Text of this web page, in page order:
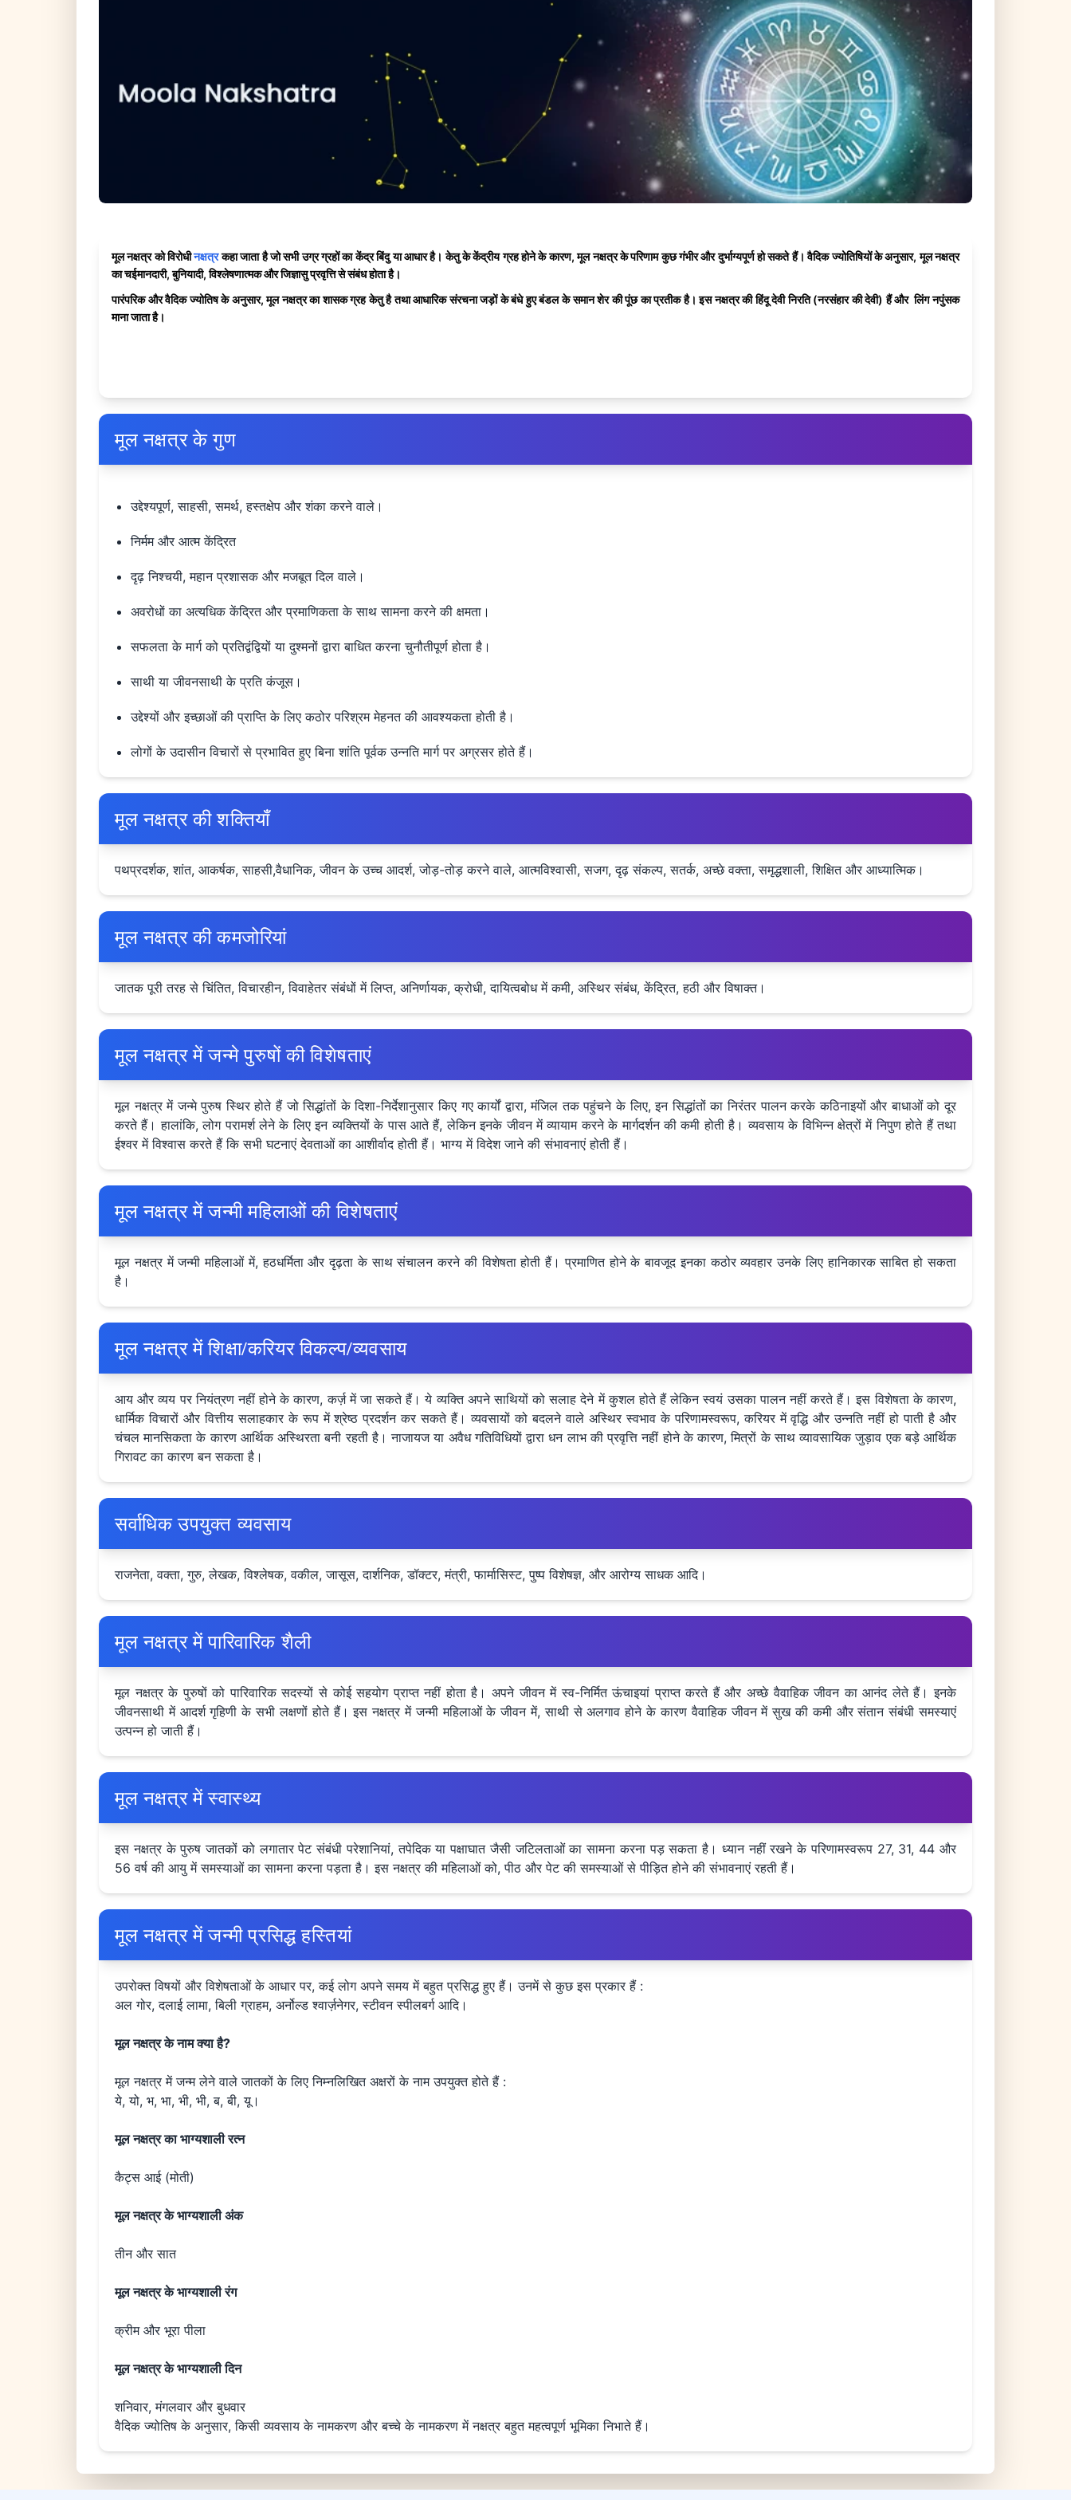
मूल नक्षत्र को विरोधीनक्षत्रकहा जाता है जो सभी उग्र ग्रहों का केंद्र बिंदु या आधार है। केतु के केंद्रीय ग्रह होने के कारण, मूल नक्षत्र के परिणाम कुछ गंभीर और दुर्भाग्यपूर्ण हो सकते हैं। वैदिक ज्योतिषियों के अनुसार, मूल नक्षत्र
का चईमानदारी, बुनियादी, विश्लेषणात्मक और जिज्ञासु प्रवृत्ति से संबंध होता है।
पारंपरिक और वैदिक ज्योतिष के अनुसार, मूल नक्षत्र का शासक ग्रह केतु है तथा आधारिक संरचना जड़ों के बंधे हुए बंडल के समान शेर की पूंछ का प्रतीक है। इस नक्षत्र की हिंदू देवी निरति (नरसंहार की देवी) हैं और लिंग नपुंसक
माना जाता है।
मूल नक्षत्र के गुण
उद्देश्यपूर्ण, साहसी, समर्थ, हस्तक्षेप और शंका करने वाले।
निर्मम और आत्म केंद्रित
दृढ़ निश्चयी, महान प्रशासक और मजबूत दिल वाले।
अवरोधों का अत्यधिक केंद्रित और प्रमाणिकता के साथ सामना करने की क्षमता।
सफलता के मार्ग को प्रतिद्वंद्वियों या दुश्मनों द्वारा बाधित करना चुनौतीपूर्ण होता है।
साथी या जीवनसाथी के प्रति कंजूस।
उद्देश्यों और इच्छाओं की प्राप्ति के लिए कठोर परिश्रम मेहनत की आवश्यकता होती है।
लोगों के उदासीन विचारों से प्रभावित हुए बिना शांति पूर्वक उन्नति मार्ग पर अग्रसर होते हैं।
मूल नक्षत्र की शक्तियाँ
पथप्रदर्शक, शांत, आकर्षक, साहसी,वैधानिक, जीवन के उच्च आदर्श, जोड़-तोड़ करने वाले, आत्मविश्वासी, सजग, दृढ़ संकल्प, सतर्क, अच्छे वक्ता, समृद्धशाली, शिक्षित और आध्यात्मिक।
मूल नक्षत्र की कमजोरियां
जातक पूरी तरह से चिंतित, विचारहीन, विवाहेतर संबंधों में लिप्त, अनिर्णायक, क्रोधी, दायित्वबोध में कमी, अस्थिर संबंध, केंद्रित, हठी और विषाक्त।
मूल नक्षत्र में जन्मे पुरुषों की विशेषताएं
मूल नक्षत्र में जन्मे पुरुष स्थिर होते हैं जो सिद्धांतों के दिशा-निर्देशानुसार किए गए कार्यों द्वारा, मंजिल तक पहुंचने के लिए, इन सिद्धांतों का निरंतर पालन करके कठिनाइयों और बाधाओं को दूर
करते हैं। हालांकि, लोग परामर्श लेने के लिए इन व्यक्तियों के पास आते हैं, लेकिन इनके जीवन में व्यायाम करने के मार्गदर्शन की कमी होती है। व्यवसाय के विभिन्न क्षेत्रों में निपुण होते हैं तथा
ईश्वर में विश्वास करते हैं कि सभी घटनाएं देवताओं का आशीर्वाद होती हैं। भाग्य में विदेश जाने की संभावनाएं होती हैं।
मूल नक्षत्र में जन्मी महिलाओं की विशेषताएं
मूल नक्षत्र में जन्मी महिलाओं में, हठधर्मिता और दृढ़ता के साथ संचालन करने की विशेषता होती हैं। प्रमाणित होने के बावजूद इनका कठोर व्यवहार उनके लिए हानिकारक साबित हो सकता
है।
मूल नक्षत्र में शिक्षा/करियर विकल्प/व्यवसाय
आय और व्यय पर नियंत्रण नहीं होने के कारण, कर्ज़ में जा सकते हैं। ये व्यक्ति अपने साथियों को सलाह देने में कुशल होते हैं लेकिन स्वयं उसका पालन नहीं करते हैं। इस विशेषता के कारण,
धार्मिक विचारों और वित्तीय सलाहकार के रूप में श्रेष्ठ प्रदर्शन कर सकते हैं। व्यवसायों को बदलने वाले अस्थिर स्वभाव के परिणामस्वरूप, करियर में वृद्धि और उन्नति नहीं हो पाती है और
चंचल मानसिकता के कारण आर्थिक अस्थिरता बनी रहती है। नाजायज या अवैध गतिविधियों द्वारा धन लाभ की प्रवृत्ति नहीं होने के कारण, मित्रों के साथ व्यावसायिक जुड़ाव एक बड़े आर्थिक
गिरावट का कारण बन सकता है।
सर्वाधिक उपयुक्त व्यवसाय
राजनेता, वक्ता, गुरु, लेखक, विश्लेषक, वकील, जासूस, दार्शनिक, डॉक्टर, मंत्री, फार्मासिस्ट, पुष्प विशेषज्ञ, और आरोग्य साधक आदि।
मूल नक्षत्र में पारिवारिक शैली
मूल नक्षत्र के पुरुषों को पारिवारिक सदस्यों से कोई सहयोग प्राप्त नहीं होता है। अपने जीवन में स्व-निर्मित ऊंचाइयां प्राप्त करते हैं और अच्छे वैवाहिक जीवन का आनंद लेते हैं। इनके
जीवनसाथी में आदर्श गृहिणी के सभी लक्षणों होते हैं। इस नक्षत्र में जन्मी महिलाओं के जीवन में, साथी से अलगाव होने के कारण वैवाहिक जीवन में सुख की कमी और संतान संबंधी समस्याएं
उत्पन्न हो जाती हैं।
मूल नक्षत्र में स्वास्थ्य
इस नक्षत्र के पुरुष जातकों को लगातार पेट संबंधी परेशानियां, तपेदिक या पक्षाघात जैसी जटिलताओं का सामना करना पड़ सकता है। ध्यान नहीं रखने के परिणामस्वरूप 27, 31, 44 और
56 वर्ष की आयु में समस्याओं का सामना करना पड़ता है। इस नक्षत्र की महिलाओं को, पीठ और पेट की समस्याओं से पीड़ित होने की संभावनाएं रहती हैं।
मूल नक्षत्र में जन्मी प्रसिद्ध हस्तियां
उपरोक्त विषयों और विशेषताओं के आधार पर, कई लोग अपने समय में बहुत प्रसिद्ध हुए हैं। उनमें से कुछ इस प्रकार हैं :
अल गोर, दलाई लामा, बिली ग्राहम, अर्नोल्ड श्वार्ज़नेगर, स्टीवन स्पीलबर्ग आदि।
मूल नक्षत्र के नाम क्या है?
मूल नक्षत्र में जन्म लेने वाले जातकों के लिए निम्नलिखित अक्षरों के नाम उपयुक्त होते हैं :
ये, यो, भ, भा, भी, भी, ब, बी, यू।
मूल नक्षत्र का भाग्यशाली रत्न
कैट्स आई (मोती)
मूल नक्षत्र के भाग्यशाली अंक
तीन और सात
मूल नक्षत्र के भाग्यशाली रंग
क्रीम और भूरा पीला
मूल नक्षत्र के भाग्यशाली दिन
शनिवार, मंगलवार और बुधवार
वैदिक ज्योतिष के अनुसार, किसी व्यवसाय के नामकरण और बच्चे के नामकरण में नक्षत्र बहुत महत्वपूर्ण भूमिका निभाते हैं।